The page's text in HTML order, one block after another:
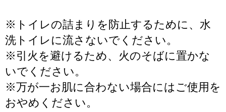
※トイレの詰まりを防止するために、水
洗トイレに流さないでください。
※引火を避けるため、火のそばに置かな
いでください。
※万が一お肌に合わない場合にはご使用を
おやめください。